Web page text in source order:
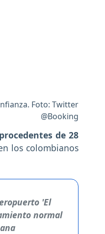
Foto: Twitter
@Booking
de 28
los colombianos
'El
normal